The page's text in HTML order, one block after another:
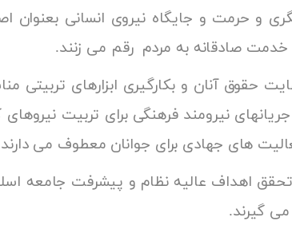
و حرمت و جایگاه نیروی انسانی بعنوان
خدمت صادقانه به مردم رقم می زنند.
حقوق آنان و بکارگیری ابزارهای
نیرومند فرهنگی برای تربیت
های جهادی برای جوانان معطوف می
تحقق اهداف عالیه نظام و پیشرفت جامعه
و تلاش خود را بکار